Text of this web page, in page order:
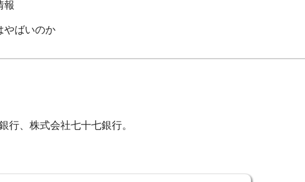
報
やばいのか
行、株式会社七十七銀行。